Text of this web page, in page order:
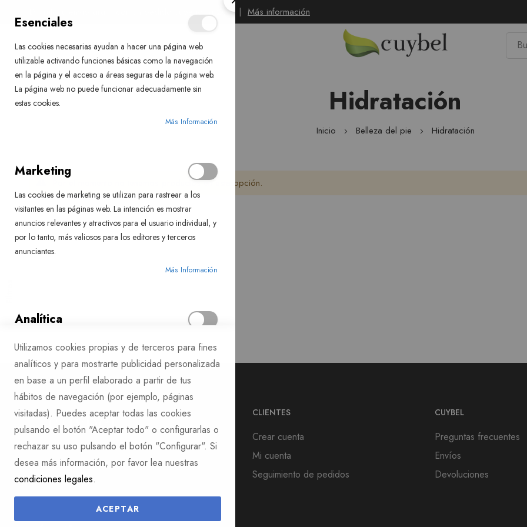
Disfruta tu envío gratis con un pedido superior a 20€ | Más información
TIENDA INFORMACIÓN
Hidratación
Inicio Belleza del pie Hidratación
Por el momento no tenemos productos en esta opción.
Whatsapp: +34 613 01 27 73
Email: hola@cuybel.com
CLIENTES
Crear cuenta
Mi cuenta
Seguimiento de pedidos
CUYBEL
Preguntas frecuentes
Envíos
Devoluciones
CLOSE
COOKIE
Esenciales
Las cookies necesarias ayudan a hacer una página web
utilizable activando funciones básicas como la navegación
en la página y el acceso a áreas seguras de la página web.
La página web no puede funcionar adecuadamente sin
estas cookies.
Más Información
Marketing
Las cookies de marketing se utilizan para rastrear a los
visitantes en las páginas web. La intención es mostrar
anuncios relevantes y atractivos para el usuario individual, y
por lo tanto, más valiosos para los editores y terceros
anunciantes.
Más Información
Analítica
Las cookies para estadísticas y analítica ayudan a los
propietarios de páginas web a comprender cómo
interactúan los visitantes con las páginas web reuniendo y
proporcionando información de forma anónima.
Más Información
Utilizamos cookies propias y de terceros para fines
analíticos y para mostrarte publicidad personalizada
en base a un perfil elaborado a partir de tus
hábitos de navegación (por ejemplo, páginas
visitadas). Puedes aceptar todas las cookies
pulsando el botón "Aceptar todo" o configurarlas o
rechazar su uso pulsando el botón "Configurar". Si
desea más información, por favor lea nuestras
condiciones legales.
ACEPTAR